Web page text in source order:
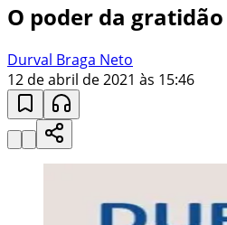
O poder da gratidão
Durval Braga Neto
12 de abril de 2021 às 15:46